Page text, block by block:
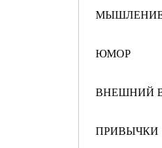
ЮМОР
ВНЕШНИЙ
ПРИВЫЧКИ